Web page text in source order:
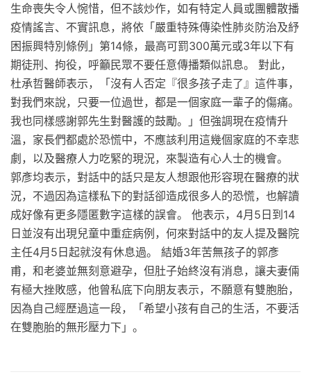
生命喪失令人惋惜，但不該炒作，如有特定人員或團體散播
疫情謠言、不實訊息，將依「嚴重特殊傳染性肺炎防治及紓
困振興特別條例」第14條，最高可罰300萬元或3年以下有
期徒刑、拘役，呼籲民眾不要任意傳播類似訊息。 對此，
杜承哲醫師表示，「沒有人否定『很多孩子走了』這件事，
對我們來說，只要一位過世，都是一個家庭一輩子的傷痛。
我也同樣感謝郭先生對醫護的鼓勵。」但強調現在疫情升
溫，家長們都處於恐慌中，不應該利用這幾個家庭的不幸悲
劇，以及醫療人力吃緊的現況，來製造有心人士的機會。
郭彥均表示，對話中的話只是友人想跟他形容現在醫療的狀
況，不過因為這樣私下的對話卻造成很多人的恐慌，也解讀
成好像有更多隱匿數字這樣的誤會。 他表示，4月5日到14
日並沒有出現兒童中重症病例，何來對話中的友人提及醫院
主任4月5日起就沒有休息過。 結婚3年苦無孩子的郭彥
甫，和老婆並無刻意避孕，但肚子始終沒有消息，讓夫妻倆
有極大挫敗感，他曾私底下向朋友表示，不願意有雙胞胎，
因為自己經歷過這一段，「希望小孩有自己的生活，不要活
在雙胞胎的無形壓力下」。